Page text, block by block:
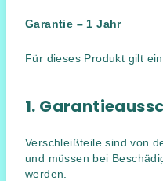
Garantie – 1 Jahr
Für dieses Produkt gilt
1.
Verschleißteile sind von
und müssen bei
werden.